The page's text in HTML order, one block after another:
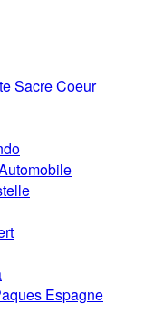
Sacre Coeur
Espagne